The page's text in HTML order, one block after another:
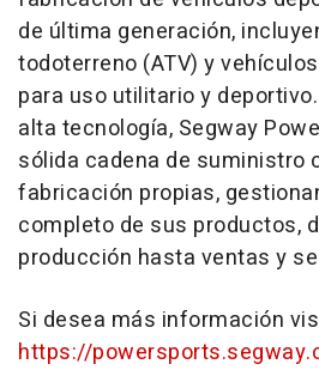
de última generación,
todoterreno (ATV) y
para uso utilitario y
alta tecnología, Segway
sólida cadena de suministro
fabricación propias,
completo de sus productos,
producción hasta ventas y
Si desea más información
https://